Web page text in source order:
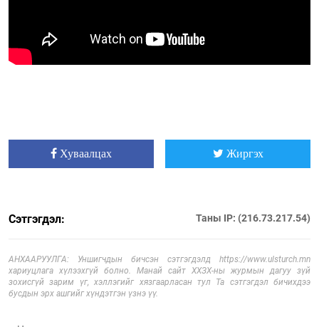
Хуваалцах Жиргэх
Сэтгэгдэл: Таны IP: (216.73.217.54)
АНХААРУУЛГА: Уншигчдын бичсэн сэтгэгдэлд https://www.ulsturch.mn
хариуцлага хүлээхгүй болно. Манай сайт ХХЗХ-ны журмын дагуу зүй
зохисгүй зарим үг, хэллэгийг хязгаарласан тул Та сэтгэгдэл бичихдээ
бусдын эрх ашгийг хүндэтгэн үзнэ үү.